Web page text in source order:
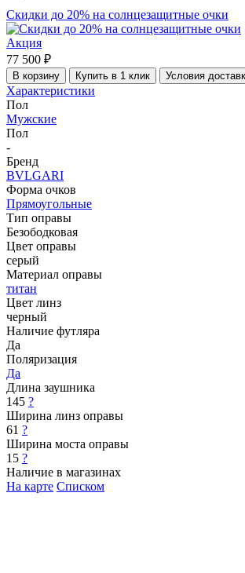
Скидки до 20% на солнцезащитные очки
Акция
77 500 ₽
В корзину Купить в 1 клик Условия
Характеристики
Пол
Мужские
Пол
-
Бренд
BVLGARI
Форма очков
Прямоугольные
Тип оправы
Безободковая
Цвет оправы
серый
Материал оправы
титан
Цвет линз
черный
Наличие футляра
Да
Поляризация
Да
Длина заушника
145 ?
Ширина линз оправы
61 ?
Ширина моста оправы
15 ?
Наличие в магазинах
На карте Списком